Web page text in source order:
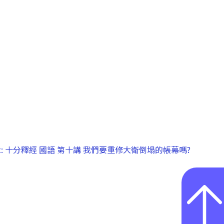
十分釋經 國語 第十講 我們要重修大衛倒塌的帳幕嗎?